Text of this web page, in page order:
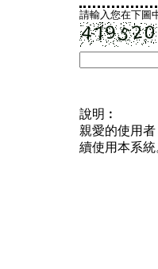
請輸入您在下圖
說明︰
親愛的使用
續使用本系統